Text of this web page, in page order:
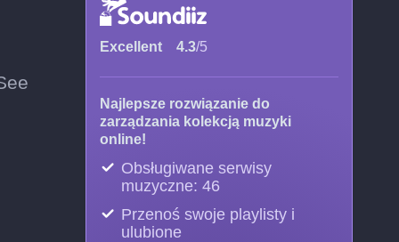
Excellent 4.3/5
Najlepsze rozwiązanie do
zarządzania kolekcją muzyki
online!
Obsługiwane serwisy
muzyczne: 46
Przenoś swoje playlisty i
ulubione